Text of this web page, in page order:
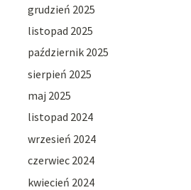
grudzień 2025
listopad 2025
październik 2025
sierpień 2025
maj 2025
listopad 2024
wrzesień 2024
czerwiec 2024
kwiecień 2024